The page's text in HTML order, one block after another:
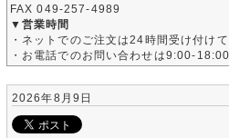
FAX 049-257-4989
▼営業時間
・ネットでのご注文は24時間受け付けて
・お電話でのお問い合わせは9:00-
2026年8月9日